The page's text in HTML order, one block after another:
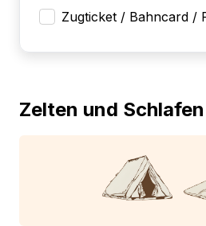
Zugticket / Bahncard /
Zelten und Schlafen